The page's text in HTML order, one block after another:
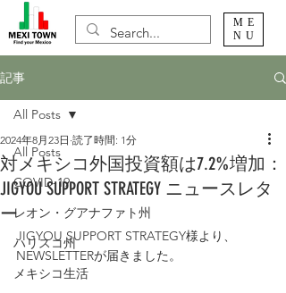
ME
NU
記事
All Posts
COVID-19
レオン・グアナファト州
ハリスコ州
メキシコ生活
All Posts
対メキシコ外国投資額は7.2%増加：
JIGYOU SUPPORT STRATEGY ニュースレタ
ー
2024年8月23日 読了時間: 1分
JIGYOU SUPPORT STRATEGY様より、
NEWSLETTERが届きました。